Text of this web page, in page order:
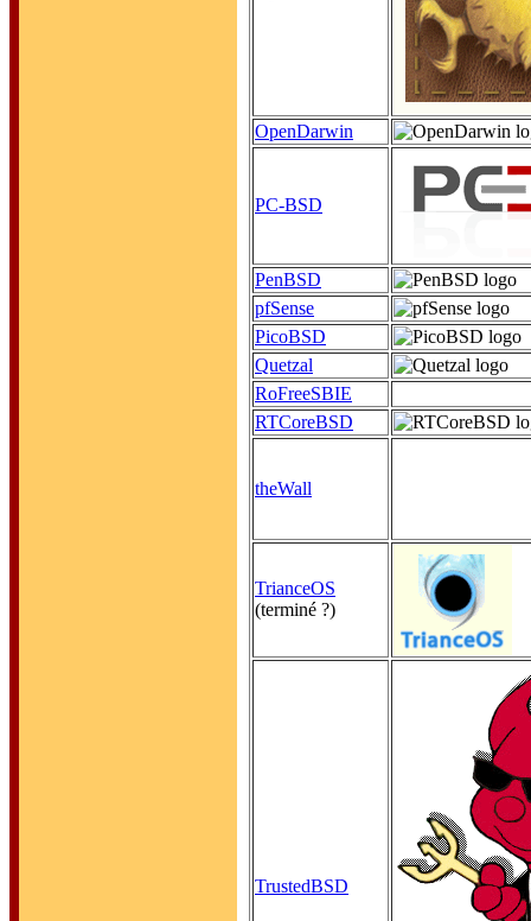
OpenDarwin
PC-BSD
PenBSD
pfSense
PicoBSD
Quetzal
RoFreeSBIE
RTCoreBSD
theWall
TrianceOS
(terminé ?)
TrustedBSD